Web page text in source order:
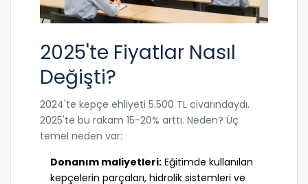
2025'te Fiyatlar Nasıl
Değişti?
2024'te kepçe ehliyeti 5.500 TL civarındaydı.
2025'te bu rakam 15-20% arttı. Neden? Üç
temel neden var:
Donanım maliyetleri: Eğitimde kullanılan
kepçelerin parçaları, hidrolik sistemleri ve